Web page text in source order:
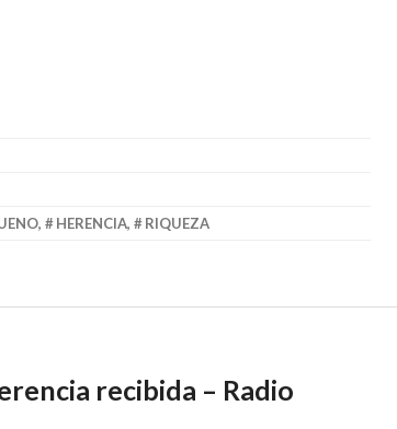
, HERENCIA, RIQUEZA
recibida – Radio